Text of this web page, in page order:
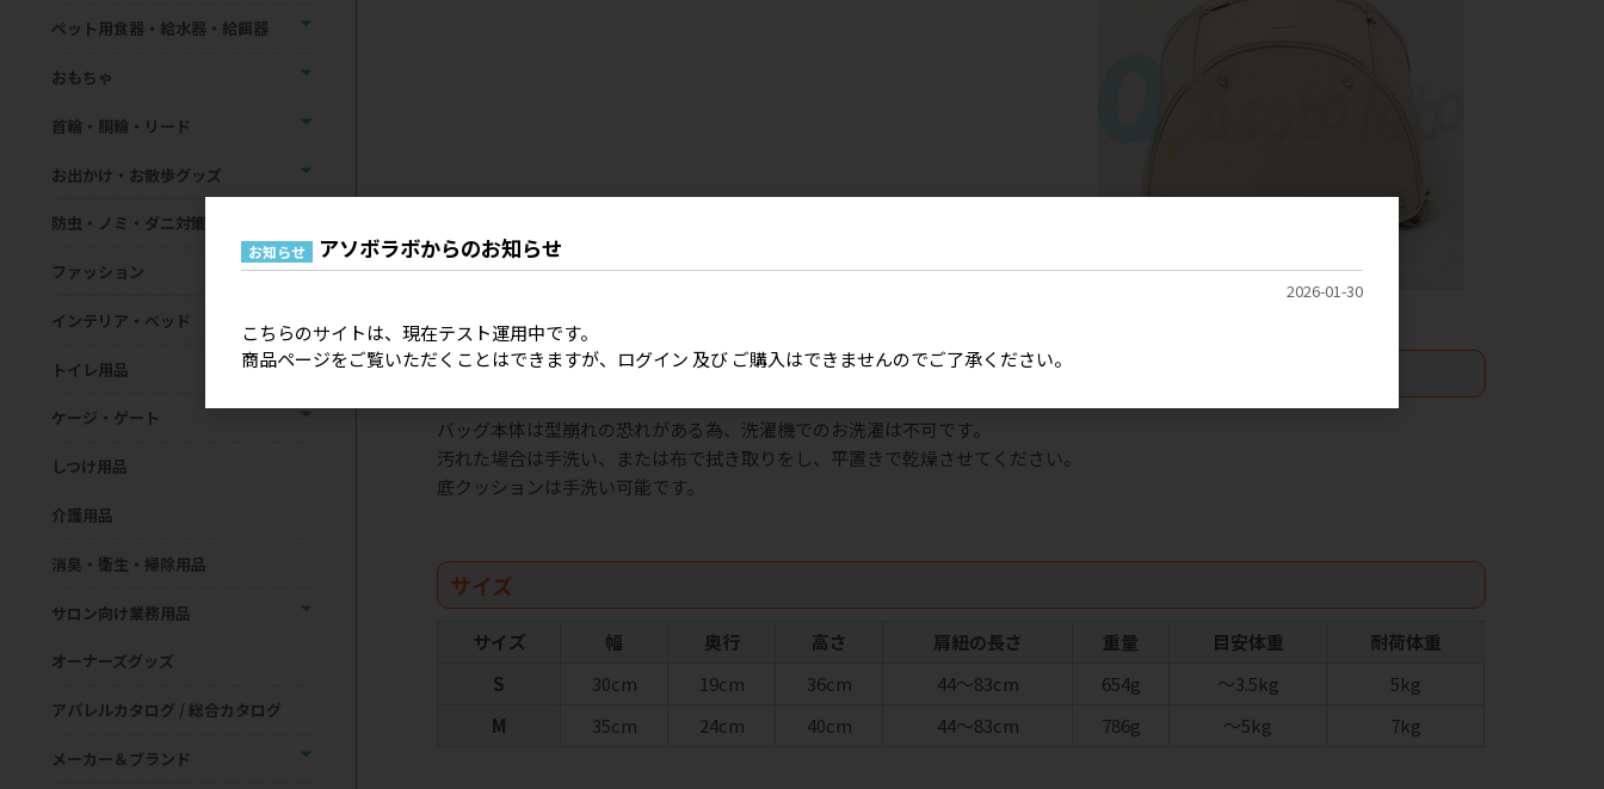
洗濯方法について
バッグ本体は型崩れの恐れがある為、洗濯機でのお洗濯は不可です。
汚れた場合は手洗い、または布で拭き取りをし、平置きで乾燥させてください。
底クッションは手洗い可能です。
サイズ
サイズ 幅 奥行 高さ 肩紐の長さ 重量 目安体重
耐荷体重
S
30cm 19cm 36cm 44～83cm 654g ～3.5kg
5kg
M
35cm 24cm 40cm 44～83cm 786g ～5kg 7kg
ペット用食器・給水器・給餌器
おもちゃ
首輪・胴輪・リード
お出かけ・お散歩グッズ
防虫・ノミ・ダニ対策用品
ファッション
インテリア・ベッド
トイレ用品
ケージ・ゲート
しつけ用品
介護用品
消臭・衛生・掃除用品
サロン向け業務用品
オーナーズグッズ
アパレルカタログ / 総合カタログ
メーカー＆ブランド
お知らせ アソボラボからのお知らせ
2026-01-30
こちらのサイトは、現在テスト運用中です。
商品ページをご覧いただくことはできますが、ログイン 及び ご購入はできませんのでご了承ください。